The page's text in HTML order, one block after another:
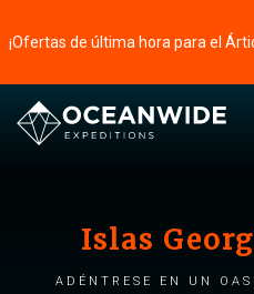
Islas
Adéntrese en un